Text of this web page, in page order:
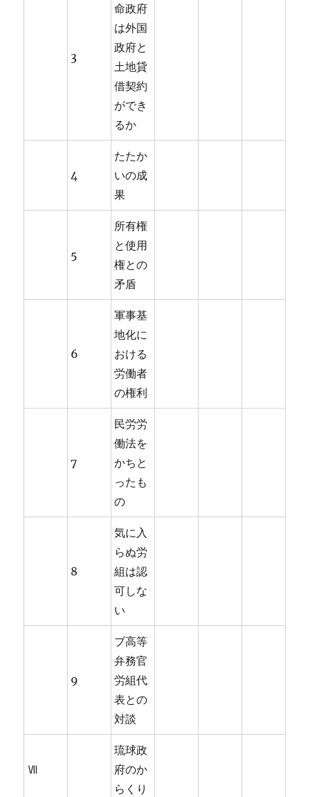
3
命政府
は外国
政府と
土地貸
借契約
ができ
るか
4
たたか
いの成
果
5
所有権
と使用
権との
矛盾
6
軍事基
地化に
おける
労働者
の権利
7
民労労
働法を
かちと
ったも
の
8
気に入
らぬ労
組は認
可しな
い
9
ブ高等
弁務官
労組代
表との
対談
Ⅶ
琉球政
府のか
らくり